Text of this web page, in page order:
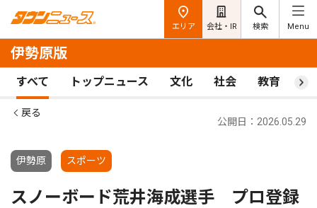
エリア 会社・IR 検索 Menu
伊勢原版
すべて トップニュース 文化 社会 教育 ス
戻る
伊勢原 スポーツ
公開日：2026.05.29
スノーボード荒井海成選手 プロ登録